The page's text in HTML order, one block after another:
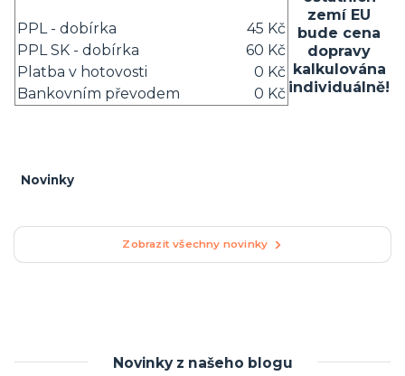
Novinky
Zobrazit všechny novinky
PPL - dobírka
45 Kč
PPL SK - dobírka
60 Kč
Platba v hotovosti
0 Kč
Bankovním převodem
0 Kč
zemí EU
bude cena
dopravy
kalkulována
individuálně!
Novinky z našeho blogu